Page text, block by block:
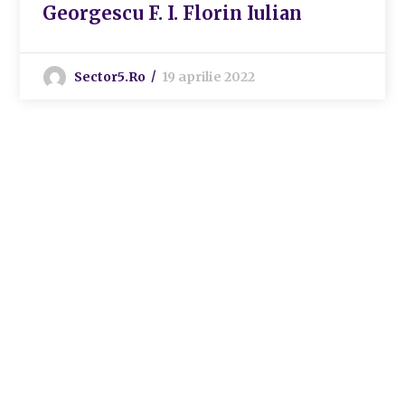
Georgescu F. I. Florin Iulian
Sector5.ro 19 aprilie 2022